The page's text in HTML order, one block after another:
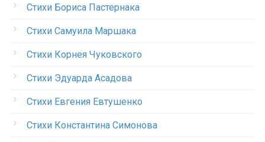
Стихи Бориса Пастернака
Стихи Самуила Маршака
Стихи Корнея Чуковского
Стихи Эдуарда Асадова
Стихи Евгения Евтушенко
Стихи Константина Симонова